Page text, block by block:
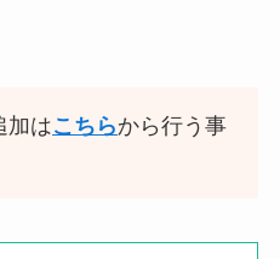
加はこちらから行う事